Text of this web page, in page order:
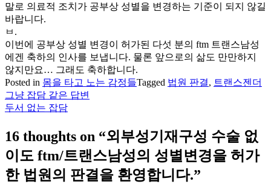
말로 의료적 조치가 공부상 성별을 변경하는 기준이 되지 않길
바랍니다.
ㅂ.
이번에 공부상 성별 변경이 허가된 다섯 분의 ftm 트랜스남성
에겐 축하의 인사를 보냅니다. 물론 앞으로의 삶도 만만하지
않지만요… 그래도 축하합니다.
Posted in 몸을 타고 노는 감정들Tagged 법원 판결, 트랜스젠더
글
탐
색
그냥 잡담 같은 답변
두서 없는 잡담
16 thoughts on “외부성기재구성 수술 없
이도 ftm/트랜스남성의 성별변경을 허가
한 법원의 판결을 환영합니다.”